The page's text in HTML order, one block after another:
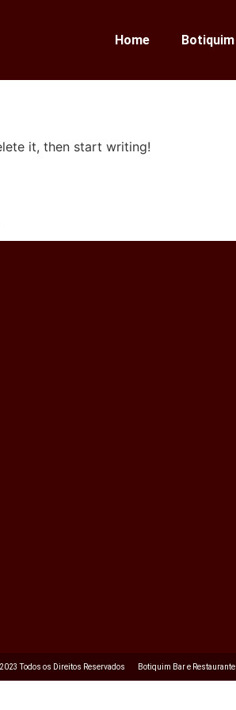
Home Botiquim
it, then start writing!
Todos os Direitos Reservados Botiquim Bar e Restaurante